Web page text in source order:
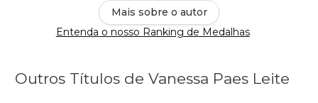
Mais sobre o autor
Entenda o nosso Ranking de Medalhas
Outros Títulos de Vanessa Paes Leite